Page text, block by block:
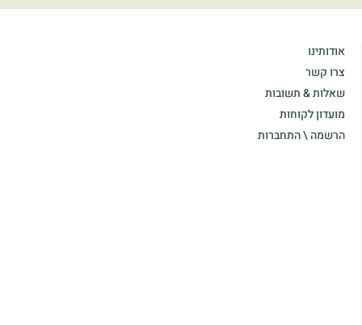
אודותינו
צרו קשר
שאלות & תשובות
מועדון לקוחות
הרשמה \ התחברות